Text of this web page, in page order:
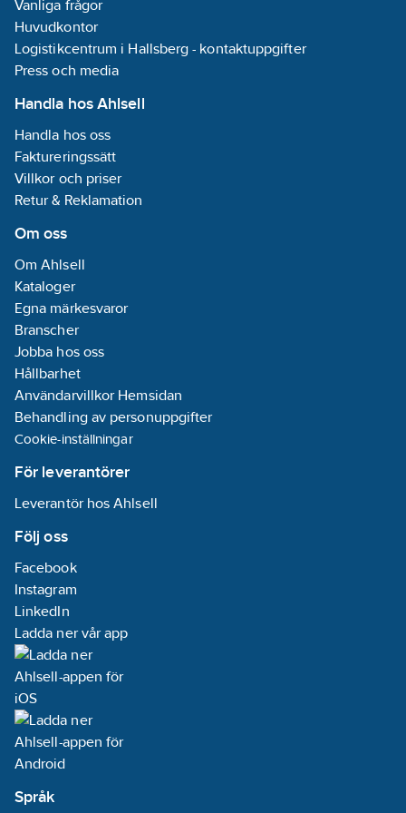
handtvätt bör ta
cirka 30
sekunder
inte).
Vanliga frågor
Huvudkontor
Logistikcentrum i Hallsberg - kontaktuppgifter
Press och media
Handla hos Ahlsell
Handla hos oss
Faktureringssätt
Villkor och priser
Retur & Reklamation
Om oss
Om Ahlsell
Kataloger
Egna märkesvaror
Branscher
Jobba hos oss
Hållbarhet
Användarvillkor Hemsidan
Behandling av personuppgifter
Cookie-inställningar
För leverantörer
Leverantör hos Ahlsell
Följ oss
Facebook
Instagram
LinkedIn
Ladda ner vår app
Språk